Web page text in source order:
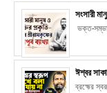
সংসারী
ভক্ত-
ঈশ্বর
ব্রহ্মের